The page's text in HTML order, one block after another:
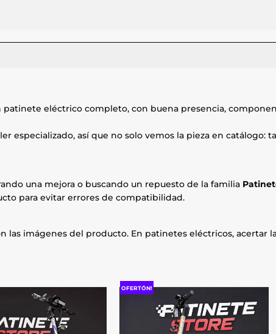
eléctrico completo, con buena presencia,
especializado, así que no solo vemos la pieza en catálogo:
una mejora o buscando un repuesto de la familia
para evitar errores de compatibilidad.
imágenes del producto. En patinetes eléctricos, acertar
OFERTÓN!